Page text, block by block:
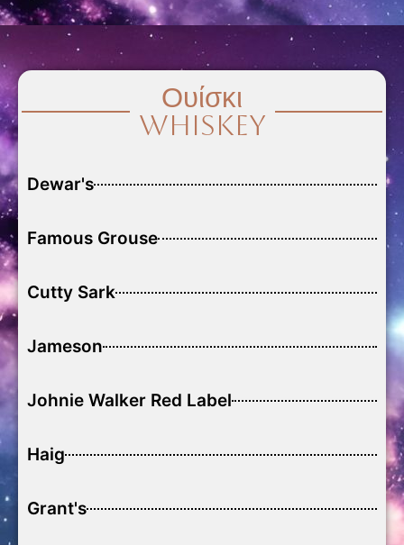
Ουίσκι
Whiskey
Dewar's
Famous Grouse
Cutty Sark
Jameson
Johnie Walker Red Label
Haig
Grant's